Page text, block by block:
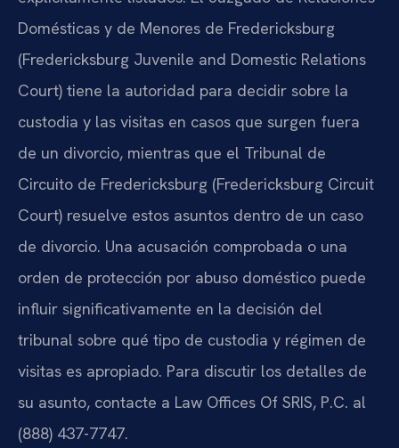
Domésticas y de Menores de Fredericksburg
(Fredericksburg Juvenile and Domestic Relations
Court) tiene la autoridad para decidir sobre la
custodia y las visitas en casos que surgen fuera
de un divorcio, mientras que el Tribunal de
Circuito de Fredericksburg (Fredericksburg Circuit
Court) resuelve estos asuntos dentro de un caso
de divorcio. Una acusación comprobada o una
orden de protección por abuso doméstico puede
influir significativamente en la decisión del
tribunal sobre qué tipo de custodia y régimen de
visitas es apropiado. Para discutir los detalles de
su asunto, contacte a Law Offices Of SRIS, P.C. al
(888) 437-7747.